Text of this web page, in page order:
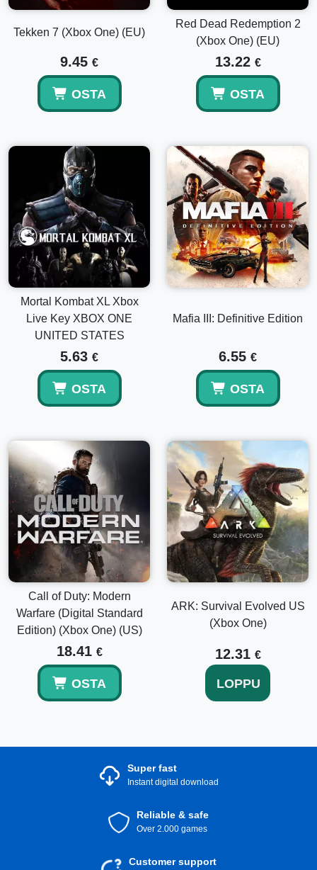
Tekken 7 (Xbox One) (EU)
9.45 €
OSTA
Red Dead Redemption 2
(Xbox One) (EU)
13.22 €
OSTA
Mortal Kombat XL Xbox
Live Key XBOX ONE
UNITED STATES
5.63 €
OSTA
Mafia III: Definitive Edition
6.55 €
OSTA
Call of Duty: Modern
Warfare (Digital Standard
Edition) (Xbox One) (US)
18.41 €
OSTA
ARK: Survival Evolved US
(Xbox One)
12.31 €
LOPPU
Super fast
Instant digital download
Reliable & safe
Over 2.000 games
Customer support